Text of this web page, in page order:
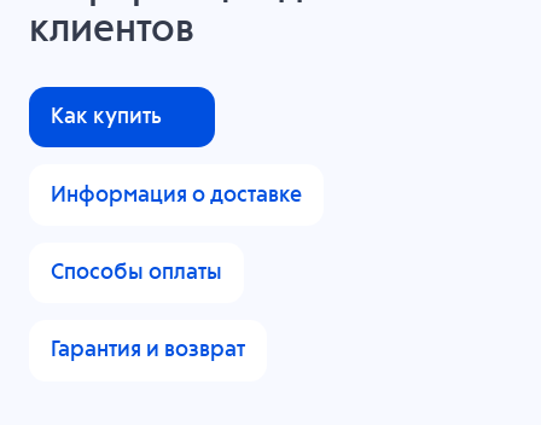
клиентов
Как купить
Информация о доставке
Способы оплаты
Гарантия и возврат